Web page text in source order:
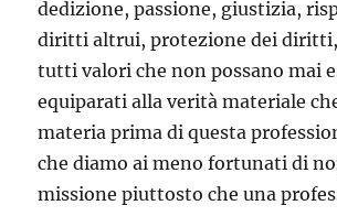
dedizione, passione, giustizia,
diritti altrui, protezione dei
tutti valori che non possano mai
equiparati alla verità materiale
materia prima di questa
che diamo ai meno fortunati di
missione piuttosto che una